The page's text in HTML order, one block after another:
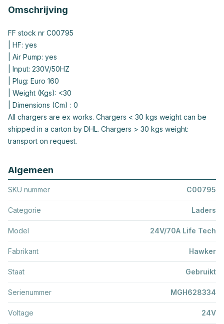
Omschrijving
FF stock nr C00795
| HF: yes
| Air Pump: yes
| Input: 230V/50HZ
| Plug: Euro 160
| Weight (Kgs): <30
| Dimensions (Cm) : 0
All chargers are ex works. Chargers < 30 kgs weight can be
shipped in a carton by DHL. Chargers > 30 kgs weight:
transport on request.
Algemeen
SKU nummer C00795
Categorie Laders
Model 24V/70A Life Tech
Fabrikant Hawker
Staat Gebruikt
Serienummer MGH628334
Voltage 24V